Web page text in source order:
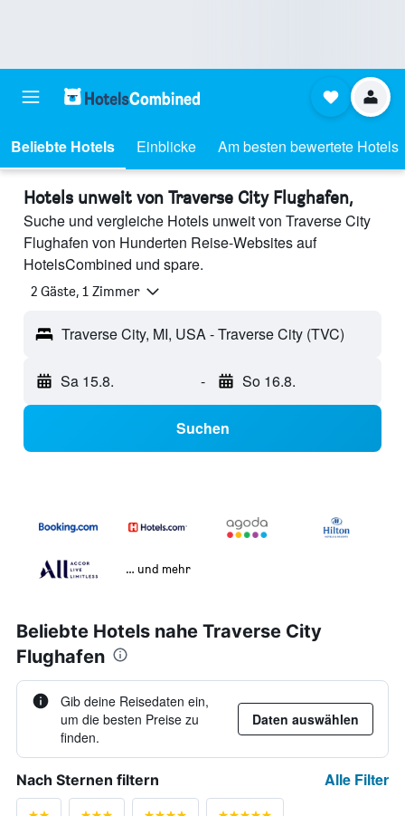
Beliebte Hotels Einblicke Am besten bewertete Hotels
Hotels unweit von Traverse City Flughafen,
Suche und vergleiche Hotels unweit von Traverse City
Flughafen von Hunderten Reise-Websites auf
HotelsCombined und spare.
2 Gäste, 1 Zimmer
Traverse City, MI, USA - Traverse City (TVC)
Sa 15.8. - So 16.8.
Suchen
… und mehr
Beliebte Hotels nahe Traverse City
Flughafen
Gib deine Reisedaten ein,
um die besten Preise zu
finden.
Daten auswählen
Nach Sternen filtern Alle Filter